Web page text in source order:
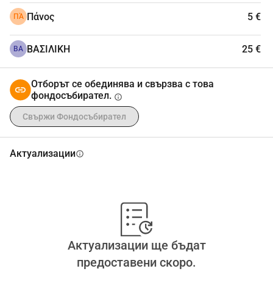
ΠΆ Πάνος 5 €
ΒΑ ΒΑΣΙΛΙΚΗ 25 €
Отборът се обединява и свързва с това
фондосъбирател. info
Свържи Фондосъбирател
Актуализацииinfo
Актуализации ще бъдат
предоставени скоро.